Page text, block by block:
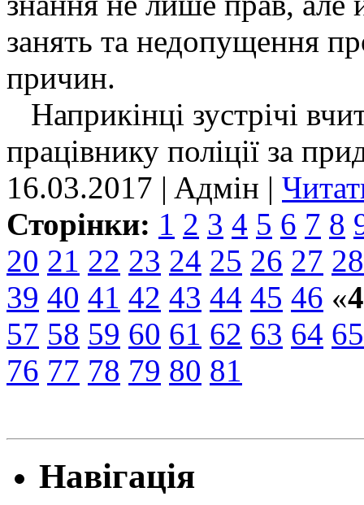
занять та недопущення
причин.
Наприкінці зустрічі
працівнику поліції за
16.03.2017 | Aдмін |
Сторінки: 1 2 3 4 5 6 7 8
20 21 22 23 24 25 26 27 28
39 40 41 42 43 44 45 46 «
57 58 59 60 61 62 63 64 65
76 77 78 79 80 81
Навігація